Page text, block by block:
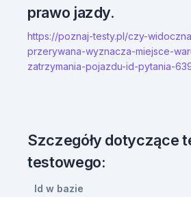
prawo jazdy.
https://poznaj-testy.pl/czy-
przerywana-wyznacza-miejsce-
zatrzymania-pojazdu-id-pytania-
Szczegóły dotyczące
testowego:
Id w bazie